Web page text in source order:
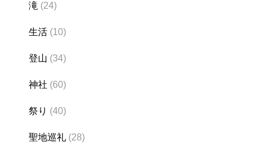
滝 (24)
生活 (10)
登山 (34)
神社 (60)
祭り (40)
聖地巡礼 (28)